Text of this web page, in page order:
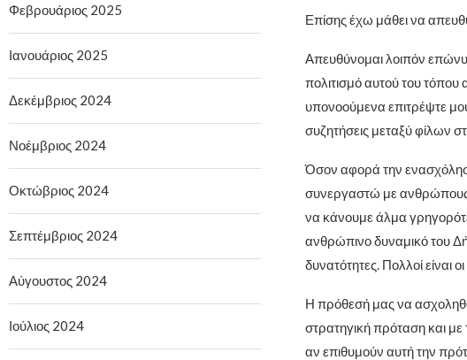
Επίσης έχω μάθει να
Απευθύνομαι λοιπόν
πολιτισμό αυτού του
υπονοούμενα επιτρέψτε
συζητήσεις μεταξύ φίλων
Όσον αφορά την
συνεργαστώ με ανθρώπους
να κάνουμε άλμα
ανθρώπινο δυναμικό του
δυνατότητες. Πολλοί είναι
Η πρόθεσή μας να
στρατηγική πρόταση και με
αν επιθυμούν αυτή την
Φεβρουάριος 2025
Ιανουάριος 2025
Δεκέμβριος 2024
Νοέμβριος 2024
Οκτώβριος 2024
Σεπτέμβριος 2024
Αύγουστος 2024
Ιούλιος 2024